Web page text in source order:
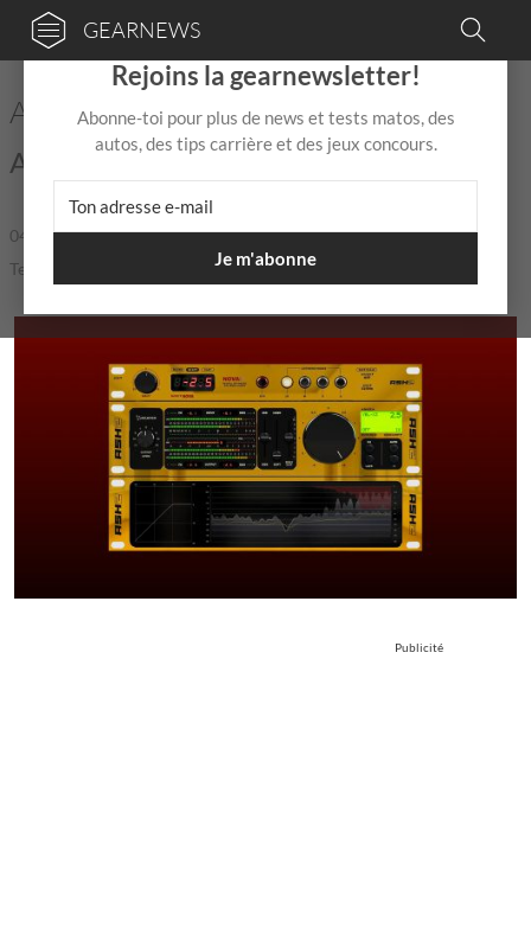
GEARNEWS
Acustica Audio publie Ash 2
Ash 2 est arrivé !
04 JuindeMix Jagger| |
3,7 / 5,0 |
Temps de lecture: 2 min
Publicité
×
Rejoins la gearnewsletter!
Abonne-toi pour plus de news et tests matos, des
autos, des tips carrière et des jeux concours.
Je m'abonne